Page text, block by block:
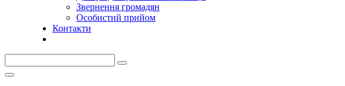
Звернення громадян
Особистий прийом
Контакти